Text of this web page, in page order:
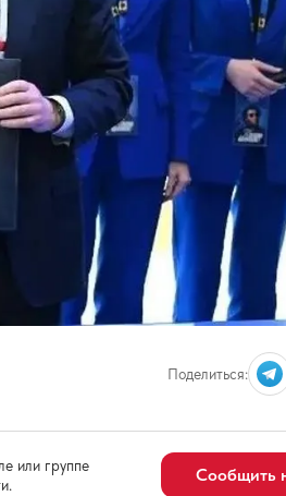
Поделиться:
или группе
Сообщить